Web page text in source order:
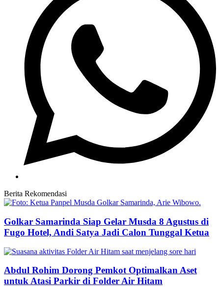
Berita Rekomendasi
Golkar Samarinda Siap Gelar Musda 8 Agustus di
Fugo Hotel, Andi Satya Jadi Calon Tunggal Ketua
Abdul Rohim Dorong Pemkot Optimalkan Aset
untuk Atasi Parkir di Folder Air Hitam